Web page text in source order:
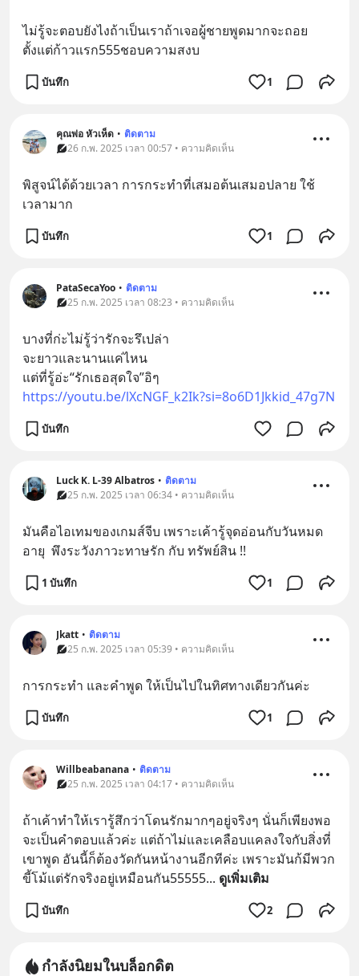
ไม่รู้จะตอบยังไงถ้าเป็นเราถ้าเจอผู้ชายพูดมากจะถอย
ตั้งแต่ก้าวแรก555ชอบความสงบ
บันทึก 1
คุณพ่อ หัวเห็ด • ติดตาม
26 ก.พ. 2025 เวลา 00:57 • ความคิดเห็น
พิสูจน์ได้ด้วยเวลา การกระทำที่เสมอต้นเสมอปลาย ใช้
เวลามาก
บันทึก 1
PataSecaYoo • ติดตาม
25 ก.พ. 2025 เวลา 08:23 • ความคิดเห็น
บางที่ก่ะไม่รู้ว่ารักจะรึเปล่า
จะยาวและนานแค่ไหน
แต่ที่รู้อ่ะ“รักเธอสุดใจ”อิๆ
https://youtu.be/lXcNGF_k2Ik?si=8o6D1Jkkid_47g7N
บันทึก
Luck K. L-39 Albatros • ติดตาม
25 ก.พ. 2025 เวลา 06:34 • ความคิดเห็น
มันคือไอเทมของเกมส์จีบ เพราะเค้ารู้จุดอ่อนกับวันหมด
อายุ  พึงระวังภาวะทาษรัก กับ ทรัพย์สิน !!
1 บันทึก 1
Jkatt • ติดตาม
25 ก.พ. 2025 เวลา 05:39 • ความคิดเห็น
การกระทำ และคำพูด ให้เป็นไปในทิศทางเดียวกันค่ะ
บันทึก 1
Willbeabanana • ติดตาม
25 ก.พ. 2025 เวลา 04:17 • ความคิดเห็น
ถ้าเค้าทำให้เรารู้สึกว่าโดนรักมากๆอยู่จริงๆ นั่นก็เพียงพอ
จะเป็นคำตอบแล้วค่ะ แต่ถ้าไม่และเคลือบแคลงใจกับสิ่งที่
เขาพูด อันนี้ก็ต้องวัดกันหน้างานอีกทีค่ะ เพราะมันก้มีพวก
ขี้โม้แต่รักจริงอยู่เหมือนกัน55555... ดูเพิ่มเติม
บันทึก 2
กำลังนิยมในบล็อกดิต